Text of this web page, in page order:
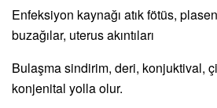
Enfeksiyon kaynağı atık fötüs,
buzağılar, uterus akıntıları
Bulaşma sindirim, deri, konjuktival,
konjenital yolla olur.